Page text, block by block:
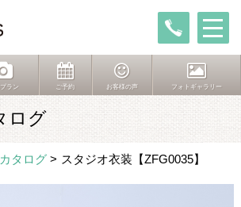
ラン ご予約 お客様の声 フォトギャラリー
ログ
タログ > スタジオ衣装【ZFG0035】